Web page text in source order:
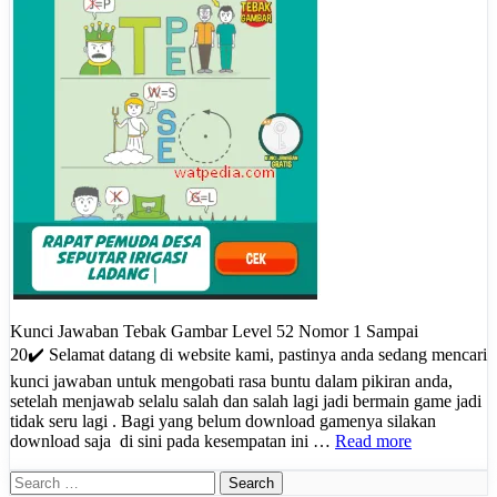
Kunci Jawaban Tebak Gambar Level 52 Nomor 1 Sampai
20✔️ Selamat datang di website kami, pastinya anda sedang mencari
kunci jawaban untuk mengobati rasa buntu dalam pikiran anda,
setelah menjawab selalu salah dan salah lagi jadi bermain game jadi
tidak seru lagi . Bagi yang belum download gamenya silakan
download saja di sini pada kesempatan ini … Read more
Search